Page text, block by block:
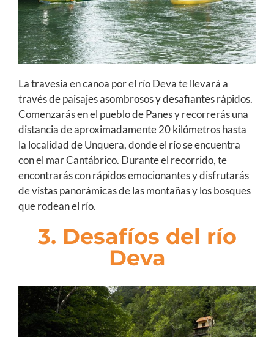
La travesía en canoa por el río Deva te llevará a
través de paisajes asombrosos y desafiantes rápidos.
Comenzarás en el pueblo de Panes y recorrerás una
distancia de aproximadamente 20 kilómetros hasta
la localidad de Unquera, donde el río se encuentra
con el mar Cantábrico. Durante el recorrido, te
encontrarás con rápidos emocionantes y disfrutarás
de vistas panorámicas de las montañas y los bosques
que rodean el río.
3. Desafíos del río
Deva